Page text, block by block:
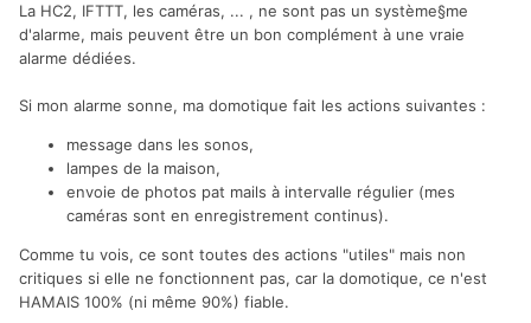
La HC2, IFTTT, les caméras, ... , ne sont pas un système§me
d'alarme, mais peuvent être un bon complément à une vraie
alarme dédiées.
Si mon alarme sonne, ma domotique fait les actions suivantes :
message dans les sonos,
lampes de la maison,
envoie de photos pat mails à intervalle régulier (mes
caméras sont en enregistrement continus).
Comme tu vois, ce sont toutes des actions "utiles" mais non
critiques si elle ne fonctionnent pas, car la domotique, ce n'est
HAMAIS 100% (ni même 90%) fiable.